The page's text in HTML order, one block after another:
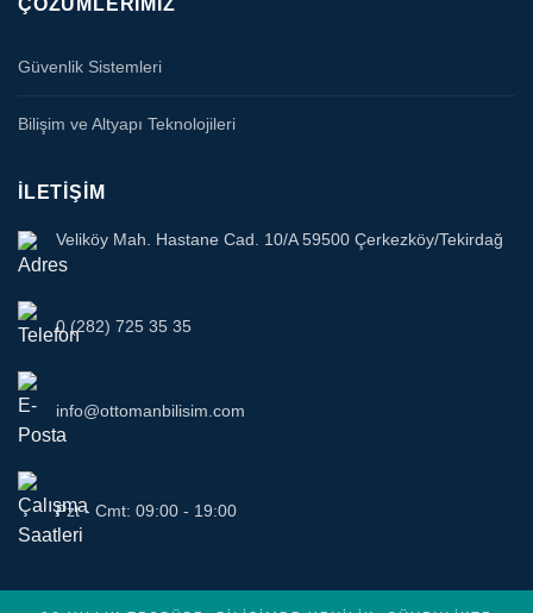
ÇÖZÜMLERIMIZ
Güvenlik Sistemleri
Bilişim ve Altyapı Teknolojileri
İLETIŞIM
Veliköy Mah. Hastane Cad. 10/A 59500 Çerkezköy/Tekirdağ
0 (282) 725 35 35
info@ottomanbilisim.com
Pzt - Cmt: 09:00 - 19:00